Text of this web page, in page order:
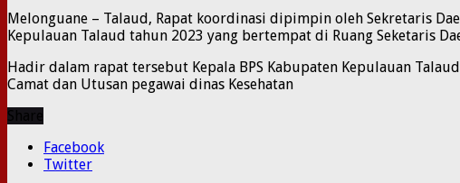
Melonguane – Talaud, Rapat koordinasi dipimpin oleh Sekretaris
Kepulauan Talaud tahun 2023 yang bertempat di Ruang Seketaris
Hadir dalam rapat tersebut Kepala BPS Kabupaten Kepulauan
Camat dan Utusan pegawai dinas Kesehatan
Facebook
Twitter